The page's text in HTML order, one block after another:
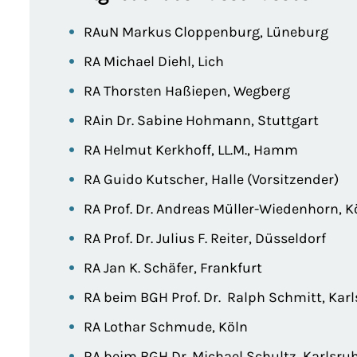
RAuN Markus Cloppenburg, Lüneburg
RA Michael Diehl, Lich
RA Thorsten Haßiepen, Wegberg
RAin Dr. Sabine Hohmann, Stuttgart
RA Helmut Kerkhoff, LL.M., Hamm
RA Guido Kutscher, Halle (Vorsitzender)
RA Prof. Dr. Andreas Müller-Wiedenhorn,
RA Prof. Dr. Julius F. Reiter, Düsseldorf
RA Jan K. Schäfer, Frankfurt
RA beim BGH Prof. Dr. Ralph Schmitt,
RA Lothar Schmude, Köln